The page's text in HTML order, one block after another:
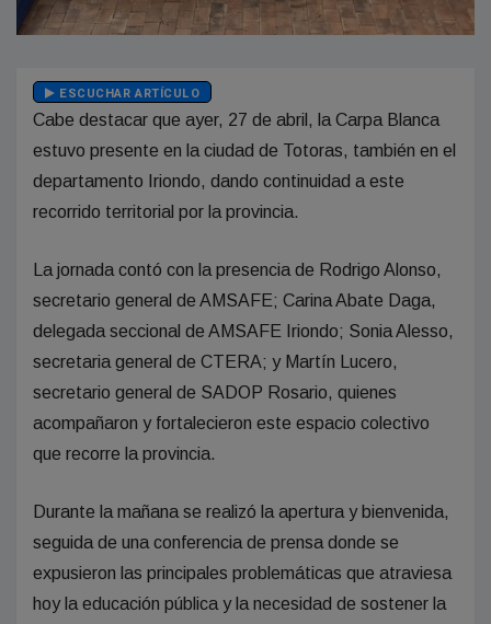
ESCUCHAR ARTÍCULO
Cabe destacar que ayer, 27 de abril, la Carpa Blanca
estuvo presente en la ciudad de Totoras, también en el
departamento Iriondo, dando continuidad a este
recorrido territorial por la provincia.
La jornada contó con la presencia de Rodrigo Alonso,
secretario general de AMSAFE; Carina Abate Daga,
delegada seccional de AMSAFE Iriondo; Sonia Alesso,
secretaria general de CTERA; y Martín Lucero,
secretario general de SADOP Rosario, quienes
acompañaron y fortalecieron este espacio colectivo
que recorre la provincia.
Durante la mañana se realizó la apertura y bienvenida,
seguida de una conferencia de prensa donde se
expusieron las principales problemáticas que atraviesa
hoy la educación pública y la necesidad de sostener la